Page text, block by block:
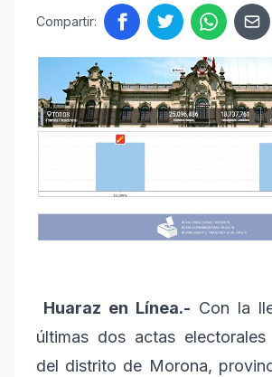
Compartir:
Huaraz en Línea.- Con la
últimas dos actas electorales
del distrito de Morona,